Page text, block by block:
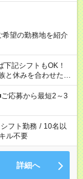
望の勤務地を紹介
「できれば残業はし
ク希望
、もう1つのお仕事
は応募できません。
応募から最短2～3
シフト勤務 / 10名以
ル不要
詳細へ